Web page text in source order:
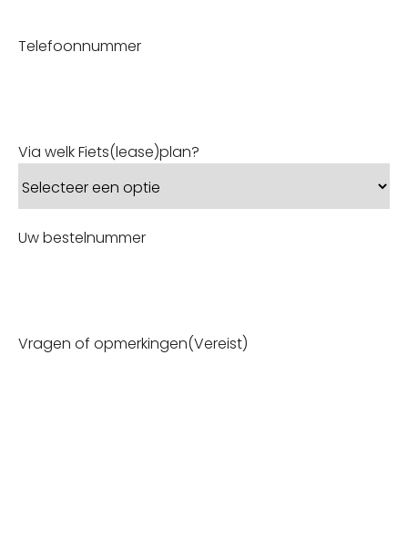
Telefoonnummer
Via welk Fiets(lease)plan?
Uw bestelnummer
Vragen of opmerkingen(Vereist)